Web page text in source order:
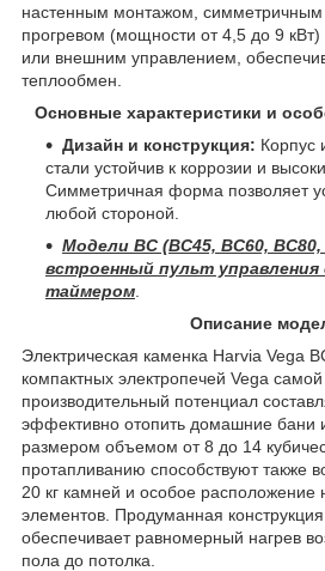
настенным монтажом,
прогревом (мощности от 4,5 до 9
или внешним управлением,
теплообмен.
Основные характеристики и
Дизайн и конструкция: Корпус
стали устойчив к коррозии и
Симметричная форма позволяет
любой стороной.
Модели BC (BC45, BC60,
встроенный пульт
таймером
Описание
Электрическая каменка Harvia Vega
компактных электропечей Vega
производительный потенциал
эффективно отопить домашние бани
размером объемом от 8 до 14
протапливанию способствуют также
20 кг камней и особое расположение
элементов. Продуманная
обеспечивает равномерный нагрев
пола до потолка.